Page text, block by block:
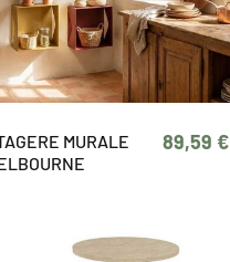
MURALE
89,59 €